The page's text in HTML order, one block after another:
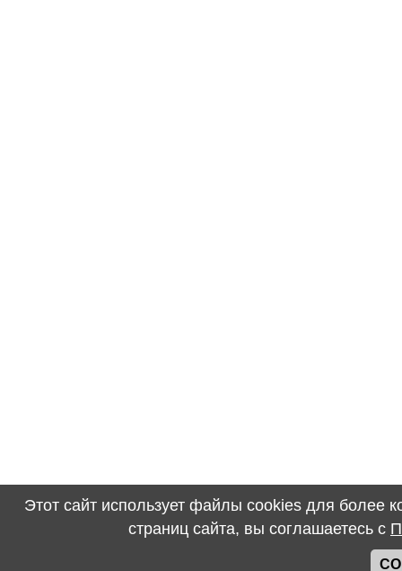
Этот сайт использует файлы cookies для более
страниц сайта, вы соглашаетесь с